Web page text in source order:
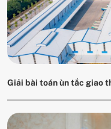
Giải bài toán ùn tắc giao